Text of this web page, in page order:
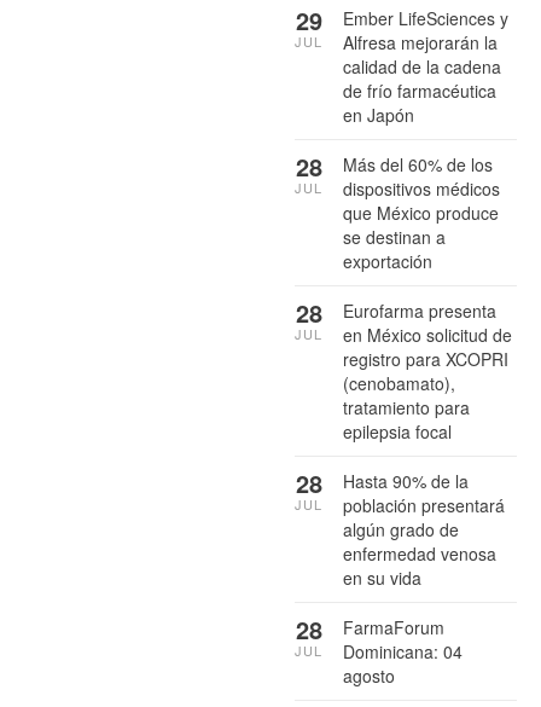
Ember LifeSciences y
Alfresa mejorarán la
calidad de la cadena
de frío farmacéutica
en Japón
29
JUL
Más del 60% de los
dispositivos médicos
que México produce
se destinan a
exportación
28
JUL
Eurofarma presenta
en México solicitud de
registro para XCOPRI
(cenobamato),
tratamiento para
epilepsia focal
28
JUL
Hasta 90% de la
población presentará
algún grado de
enfermedad venosa
en su vida
28
JUL
FarmaForum
Dominicana: 04
agosto
28
JUL